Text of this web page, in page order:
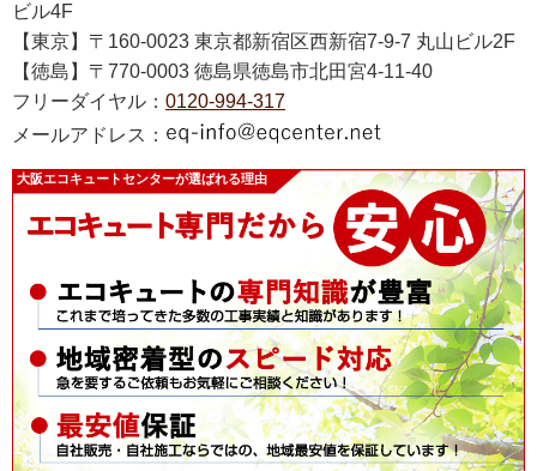
ビル4F
【東京】〒160-0023 東京都新宿区西新宿7-9-7 丸山ビル2F
【徳島】〒770-0003 徳島県徳島市北田宮4-11-40
フリーダイヤル： 0120-994-317
メールアドレス：
大阪エコキュートセンターが選ばれる理由